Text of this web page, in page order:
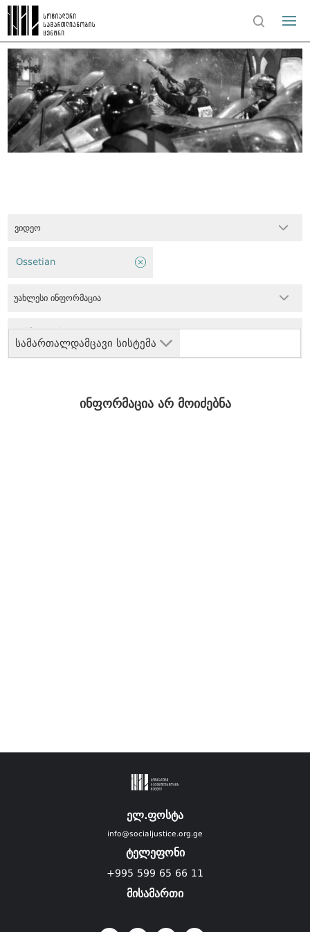
ვიდეო
სამართალდამცავი სისტემა
Ossetian
უახლესი ინფორმაცია
ინფორმაცია არ მოიძებნა
ელ.ფოსტა
info@socialjustice.org.ge
ტელეფონი
+995 599 65 66 11
მისამართი